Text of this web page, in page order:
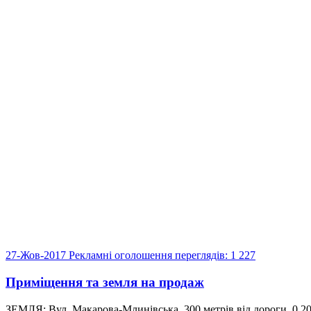
27-Жов-2017 Рекламні оголошення переглядів: 1 227
Приміщення та земля на продаж